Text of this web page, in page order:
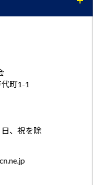
町1-1
日、祝を除